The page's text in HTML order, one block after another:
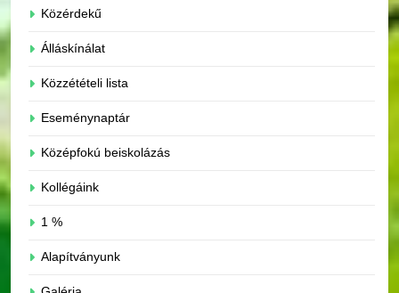
Közérdekű
Álláskínálat
Közzétételi lista
Eseménynaptár
Középfokú beiskolázás
Kollégáink
1 %
Alapítványunk